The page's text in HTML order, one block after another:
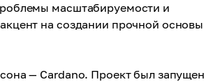
масштабируемости и
на создании прочной
— Cardano. Проект был